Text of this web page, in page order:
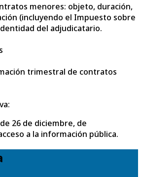
menores: objeto, duración,
(incluyendo el Impuesto sobre
del adjudicatario.
trimestral de contratos
26 de diciembre, de
a la información pública.